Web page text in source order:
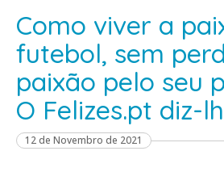
Como viver a
futebol, sem
paixão pelo seu
O Felizes.pt diz-
12 de Novembro de 2021